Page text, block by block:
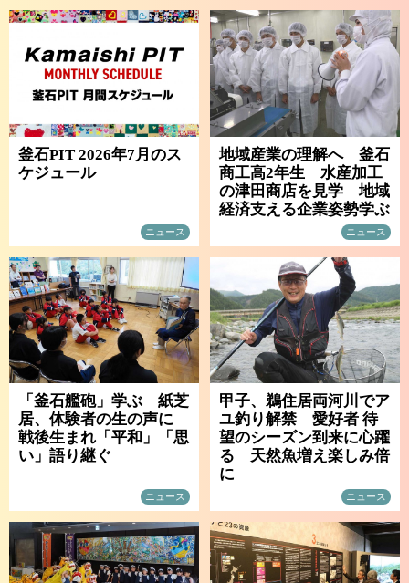
釜石PIT 2026年7月のス
ケジュール
ニュース
地域産業の理解へ 釜石
商工高2年生 水産加工
の津田商店を見学 地域
経済支える企業姿勢学ぶ
ニュース
「釜石艦砲」学ぶ 紙芝
居、体験者の生の声に
戦後生まれ「平和」「思
い」語り継ぐ
ニュース
甲子、鵜住居両河川でア
ユ釣り解禁 愛好者 待
望のシーズン到来に心躍
る 天然魚増え楽しみ倍
に
ニュース